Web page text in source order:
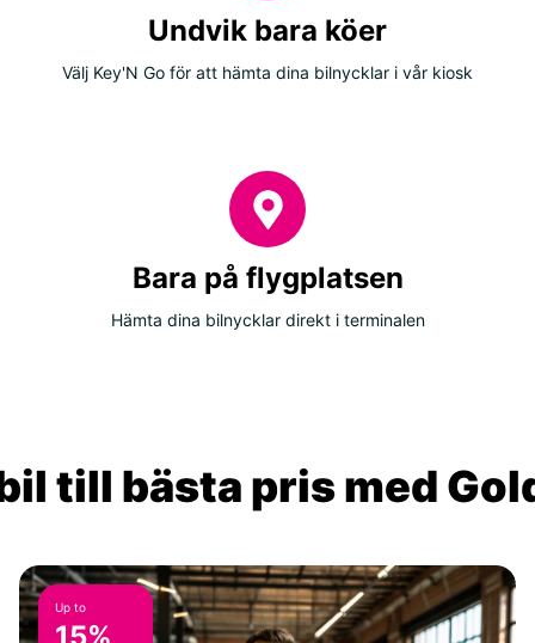
Undvik bara köer
Välj Key'N Go för att hämta dina bilnycklar i vår kiosk
Bara på flygplatsen
Hämta dina bilnycklar direkt i terminalen
till bästa pris med
Up to